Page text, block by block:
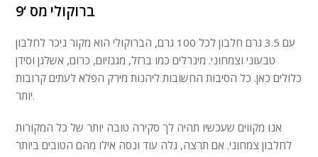
ברוקולי מס ‘9
עם 3.5 גרם חלבון לכל 100 גרם, הברוקולי הוא מקור ניכר לחלבון
טבעוני וצמחוני. מינרלים כמו ברזל, מגנזיום, כרום, אשלגן וסידן
כלולים כאן. כל הסיבות החשובות ליהנות מירק הפלא לעתים קרובות
יותר.
אנו מקווים שעכשיו תהיה לך סקירה טובה יותר של כל המקורות
לחלבון צמחוני. אם תרצה, גלה עוד ונסה אילו מהם הטובים ביותר